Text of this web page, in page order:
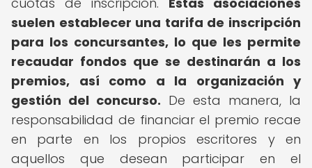
suelen establecer una tarifa de inscripción
para los concursantes, lo que les permite
recaudar fondos que se destinarán a los
premios, así como a la organización y
gestión del concurso. De esta manera, la
responsabilidad de financiar el premio recae
en parte en los propios escritores y en
aquellos que desean participar en el